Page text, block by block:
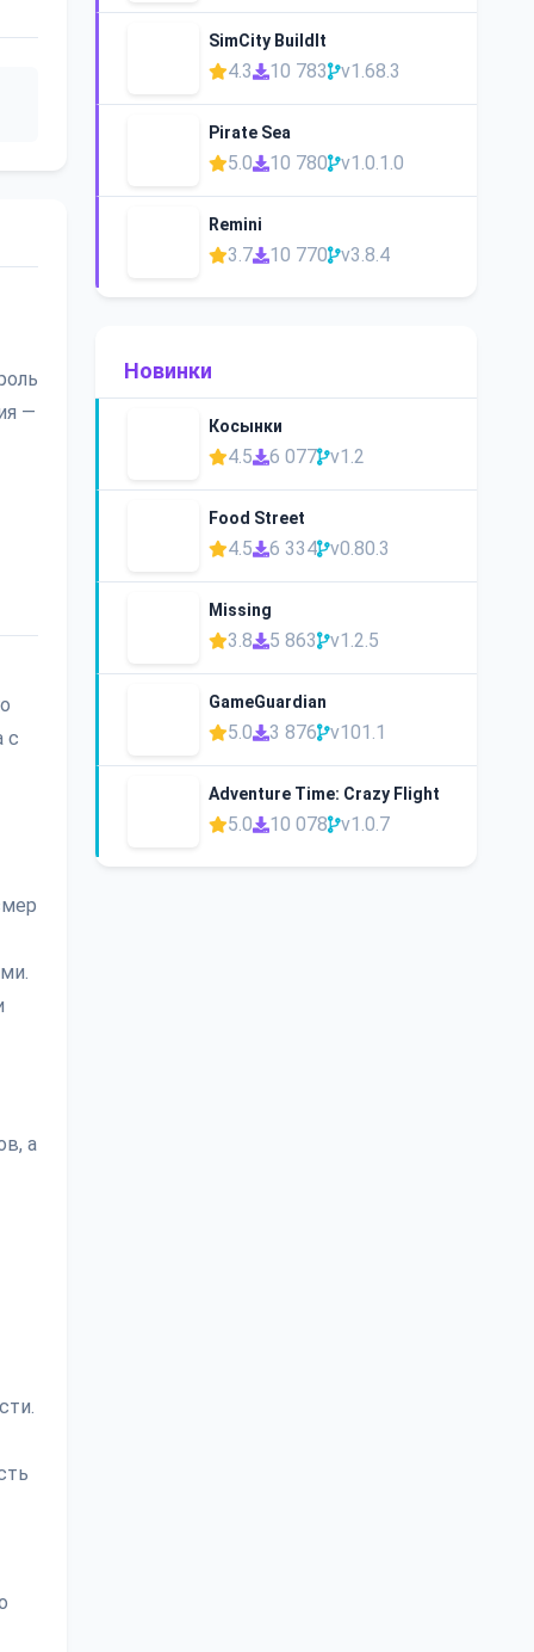
—
с
а
SimCity BuildIt
4.3 10 783 v1.68.3
Pirate Sea
5.0 10 780 v1.0.1.0
Remini
3.7 10 770 v3.8.4
Новинки
Косынки
4.5 6 077 v1.2
Food Street
4.5 6 334 v0.80.3
Missing
3.8 5 863 v1.2.5
GameGuardian
5.0 3 876 v101.1
Adventure Time: Crazy Flight
5.0 10 078 v1.0.7